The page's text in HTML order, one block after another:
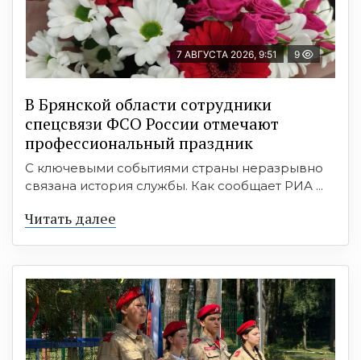
7 АВГУСТА 2026, 9:51 9
В Брянской области сотрудники
спецсвязи ФСО России отмечают
профессиональный праздник
С ключевыми событиями страны неразрывно
связана история службы. Как сообщает РИА ...
Читать далее